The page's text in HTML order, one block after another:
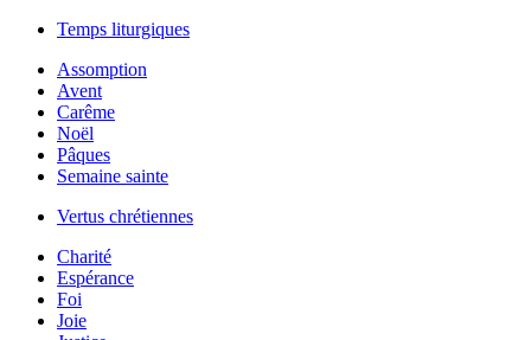
Temps liturgiques
Assomption
Avent
Carême
Noël
Pâques
Semaine sainte
Vertus chrétiennes
Charité
Espérance
Foi
Joie